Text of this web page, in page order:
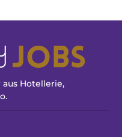
Hotellerie,